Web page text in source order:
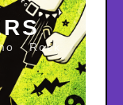
· Rock